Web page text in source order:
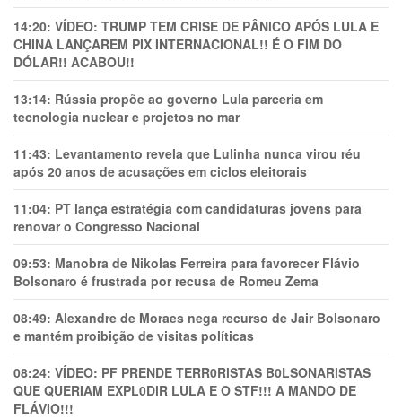
14:20: VÍDEO: TRUMP TEM CRlSE DE PÂNlCO APÓS LULA E
CHINA LANÇAREM PIX INTERNACIONAL!! É O FIM DO
DÓLAR!! ACABOU!!
13:14: Rússia propõe ao governo Lula parceria em
tecnologia nuclear e projetos no mar
11:43: Levantamento revela que Lulinha nunca virou réu
após 20 anos de acusações em ciclos eleitorais
11:04: PT lança estratégia com candidaturas jovens para
renovar o Congresso Nacional
09:53: Manobra de Nikolas Ferreira para favorecer Flávio
Bolsonaro é frustrada por recusa de Romeu Zema
08:49: Alexandre de Moraes nega recurso de Jair Bolsonaro
e mantém proibição de visitas políticas
08:24: VÍDEO: PF PRENDE TERR0RlSTAS B0LSONARlSTAS
QUE QUERIAM EXPL0DlR LULA E O STF!!! A MANDO DE
FLÁVIO!!!